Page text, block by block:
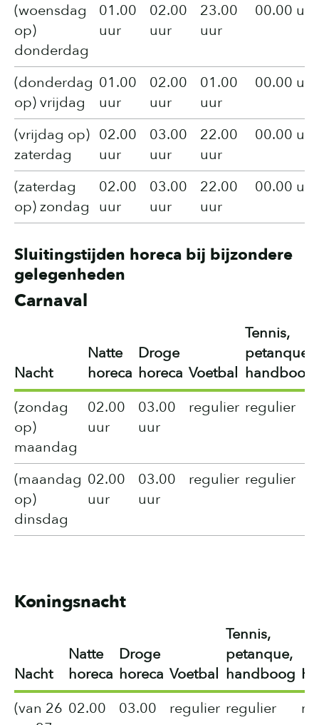
(woensdag
op)
donderdag
01.00
uur
02.00
uur
23.00
uur
00.00 uur
(donderdag
op) vrijdag
01.00
uur
02.00
uur
01.00
uur
00.00 uur
(vrijdag op)
zaterdag
02.00
uur
03.00
uur
22.00
uur
00.00 uur
(zaterdag
op) zondag
02.00
uur
03.00
uur
22.00
uur
00.00 uur
Sluitingstijden horeca bij bijzondere
gelegenheden
Carnaval
Nacht
Natte
horeca
Droge
horeca Voetbal
Tennis,
petanque,
handboog
(zondag
op)
maandag
02.00
uur
03.00
uur
regulier regulier
(maandag
op)
dinsdag
02.00
uur
03.00
uur
regulier regulier
Koningsnacht
Nacht
Natte
horeca
Droge
horeca Voetbal
Tennis,
petanque,
handboog
(van 26 02.00
03.00
regulier regulier